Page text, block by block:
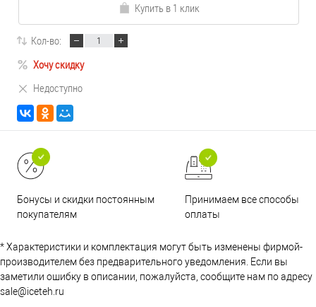
Купить в 1 клик
Кол-во:
Хочу скидку
Недоступно
Бонусы и скидки постоянным
покупателям
Принимаем все способы
оплаты
* Характеристики и комплектация могут быть изменены фирмой-
производителем без предварительного уведомления. Если вы
заметили ошибку в описании, пожалуйста, сообщите нам по адресу
sale@iceteh.ru